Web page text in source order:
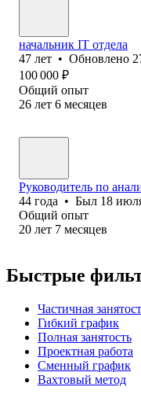
начальник IT отдела
47 лет • Обновлено
100 000 ₽
Общий опыт
26 лет 6 месяцев
Руководитель по
44 года • Был 18
Общий опыт
20 лет 7 месяцев
Быстрые
Частичная
Гибкий график
Полная занятость
Проектная работа
Сменный график
Вахтовый метод